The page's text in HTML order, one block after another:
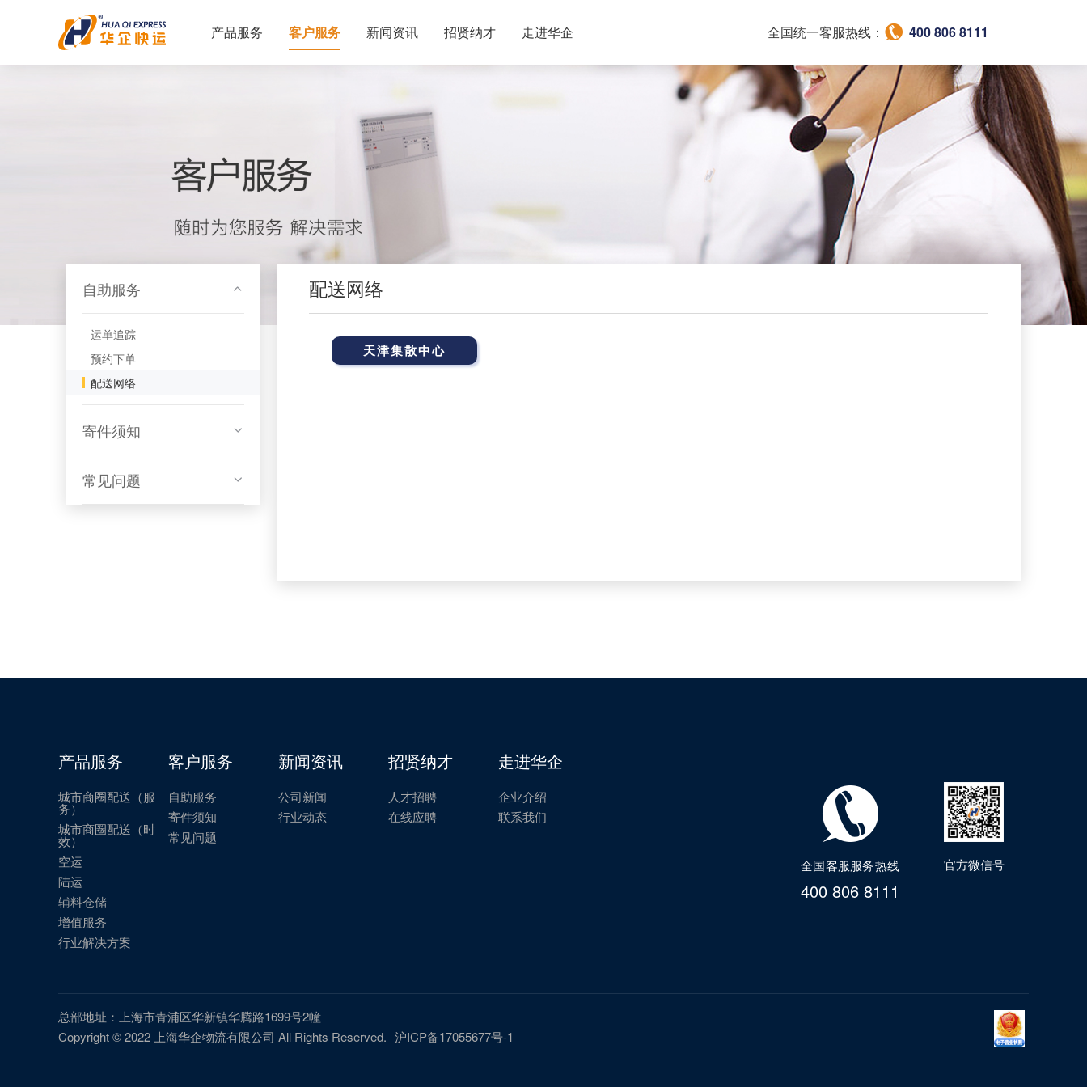
产品服务 客户服务 新闻资讯 招贤纳才 走进华企 全国统一客服热线： 400 806 8111
自助服务
运单追踪
预约下单
配送网络
寄件须知
常见问题
配送网络
天津集散中心
产品服务
城市商圈配送（服
务）
城市商圈配送（时
效）
空运
陆运
辅料仓储
增值服务
行业解决方案
客户服务
自助服务
寄件须知
常见问题
新闻资讯
公司新闻
行业动态
招贤纳才
人才招聘
在线应聘
走进华企
企业介绍
联系我们
全国客服服务热线
400 806 8111
官方微信号
总部地址：上海市青浦区华新镇华腾路1699号2幢
Copyright © 2022 上海华企物流有限公司 All Rights Reserved. 沪ICP备17055677号-1